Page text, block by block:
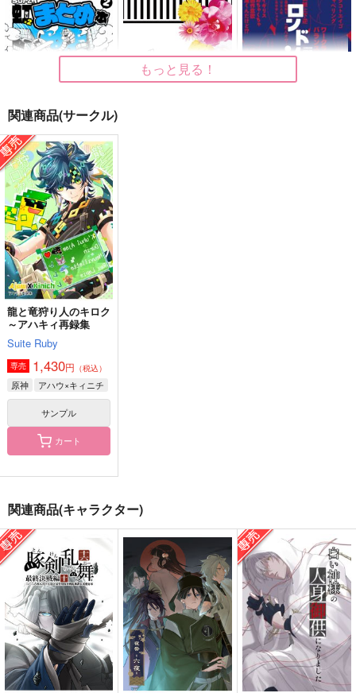
SUPER虹×2まとめ本
2
終わり犬
2,750円（税込）
剣持刀也
サンプル
作品詳細
子宮全摘手術レポ
サブスカスガ
629
サンプル
作品詳細
シシニクタベタイ
440円（税込）
エーベンホルツ
サンプル
作品詳細
787 （税込）
中在家長次×七松小平太
サンプル
作品詳細
もっと見る！
関連商品(サークル)
龍と竜狩り人のキロク
～アハキィ再録集
Suite Ruby
専売 1,430円 （税込）
原神 アハウ×キィニチ
サンプル
カート
関連商品(キャラクター)